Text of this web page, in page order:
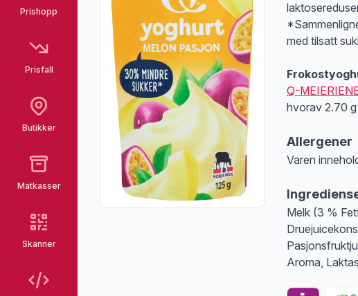
Prishopp
Prisfall
Butikker
Matkasser
Skanner
med tilsatt
Q-
hvorav 2.70
Allergener
Varen
at denne
Melk (3 %
Aroma,